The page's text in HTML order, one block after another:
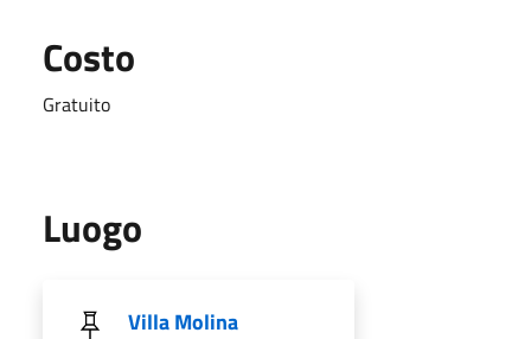
Costo
Gratuito
Luogo
Villa Molina